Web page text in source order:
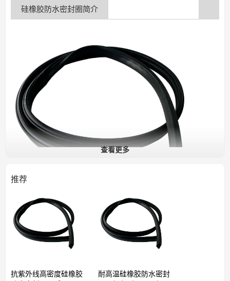
硅橡胶防水密封圈简介
它广泛应用于各种场所，包括浴室、厨房、游泳池、水箱和户外
查看更多
推荐
抗紫外线高密度硅橡胶
耐高温硅橡胶防水密封